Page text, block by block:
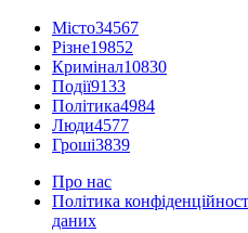
Місто34567
Різне19852
Кримінал10830
Події9133
Політика4984
Люди4577
Гроші3839
Про нас
Політика
даних